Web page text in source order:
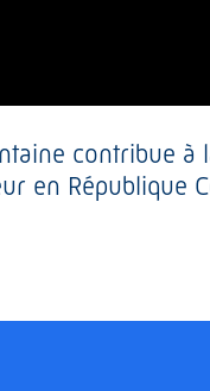
contribue à
en République